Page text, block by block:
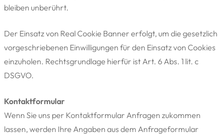
bleiben unberührt.
Der Einsatz von Real Cookie Banner erfolgt, um die gesetzlich
vorgeschriebenen Einwilligungen für den Einsatz von Cookies
einzuholen. Rechtsgrundlage hierfür ist Art. 6 Abs. 1 lit. c
DSGVO.
Kontaktformular
Wenn Sie uns per Kontaktformular Anfragen zukommen
lassen, werden Ihre Angaben aus dem Anfrageformular